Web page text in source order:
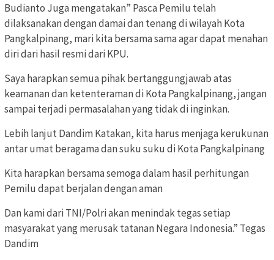
Budianto Juga mengatakan” Pasca Pemilu telah
dilaksanakan dengan damai dan tenang di wilayah Kota
Pangkalpinang, mari kita bersama sama agar dapat menahan
diri dari hasil resmi dari KPU.
Saya harapkan semua pihak bertanggungjawab atas
keamanan dan ketenteraman di Kota Pangkalpinang, jangan
sampai terjadi permasalahan yang tidak di inginkan.
Lebih lanjut Dandim Katakan, kita harus menjaga kerukunan
antar umat beragama dan suku suku di Kota Pangkalpinang
Kita harapkan bersama semoga dalam hasil perhitungan
Pemilu dapat berjalan dengan aman
Dan kami dari TNI/Polri akan menindak tegas setiap
masyarakat yang merusak tatanan Negara Indonesia.” Tegas
Dandim